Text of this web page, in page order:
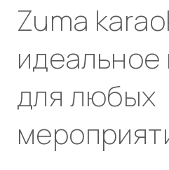
Zuma
для любых